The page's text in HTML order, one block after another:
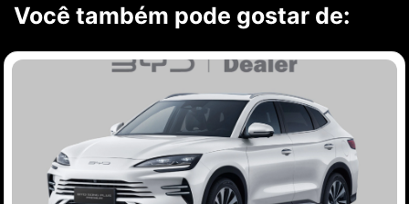
Você também pode gostar de: